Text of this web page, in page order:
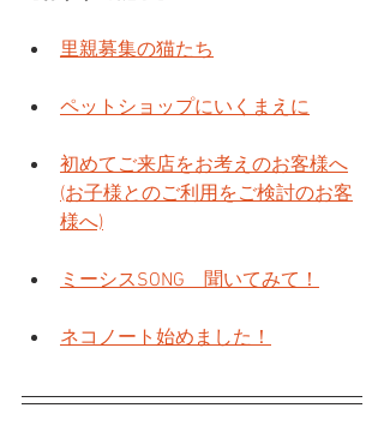
里親募集の猫たち
ペットショップにいくまえに
初めてご来店をお考えのお客様へ
(お子様とのご利用をご検討のお客
様へ)
ミーシスSONG　聞いてみて！
ネコノート始めました！